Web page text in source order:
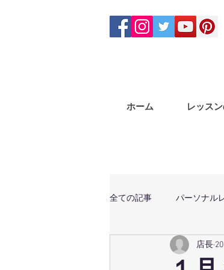
ホーム レッス
全ての記事 パーソナル
体幹トレーニング店長